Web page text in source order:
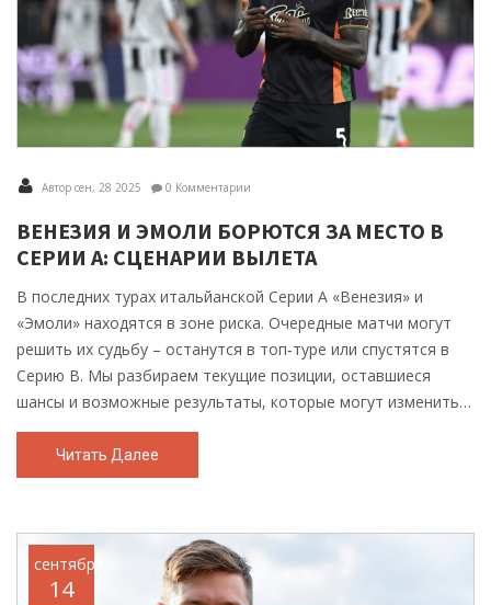
Автор сен, 28 2025 0 Комментарии
ВЕНЕЗИЯ И ЭМОЛИ БОРЮТСЯ ЗА МЕСТО В
СЕРИИ А: СЦЕНАРИИ ВЫЛЕТА
В последних турах итальйанской Серии А «Венезия» и
«Эмоли» находятся в зоне риска. Очередные матчи могут
решить их судьбу – останутся в топ‑туре или спустятся в
Серию B. Мы разбираем текущие позиции, оставшиеся
шансы и возможные результаты, которые могут изменить
расстановку внизу таблицы.
Читать Далее
сентября
14